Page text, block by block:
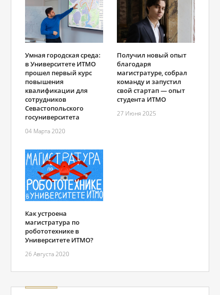
Умная городская среда:
в Университете ИТМО
прошел первый курс
повышения
квалификации для
сотрудников
Севастопольского
госуниверситета
04 Марта 2020
Получил новый опыт
благодаря
магистратуре, собрал
команду и запустил
свой стартап — опыт
студента ИТМО
27 Июня 2025
Как устроена
магистратура по
робототехнике в
Университете ИТМО?
26 Августа 2020